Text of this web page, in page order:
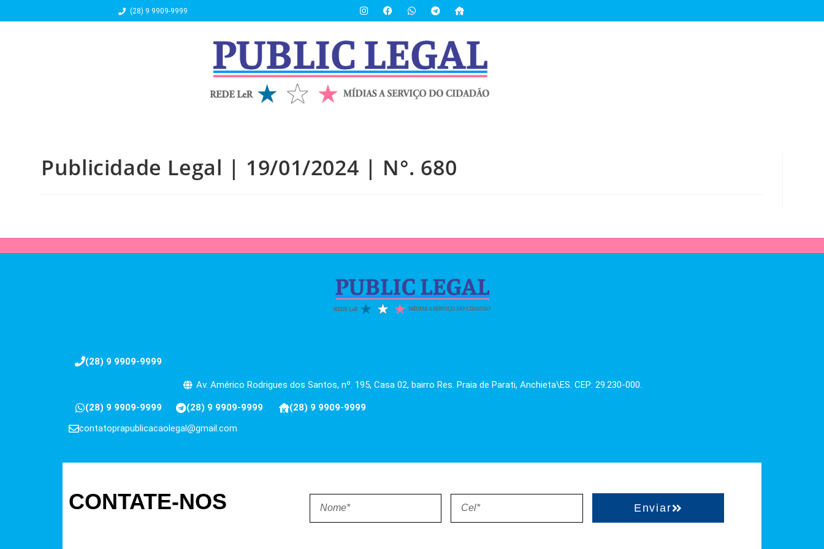
(28) 9 9909-9999
Publicidade Legal | 19/01/2024 | N°. 680
(28) 9 9909-9999
Av. Américo Rodrigues dos Santos, nº. 195, Casa 02, bairro Res. Praia de Parati, Anchieta\ES. CEP: 29.230-000.
(28) 9 9909-9999 (28) 9 9909-9999
(28) 9 9909-9999
contatoprapublicacaolegal@gmail.com
CONTATE-NOS Enviar